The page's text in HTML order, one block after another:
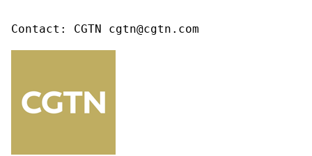
Contact: CGTN cgtn@cgtn.com